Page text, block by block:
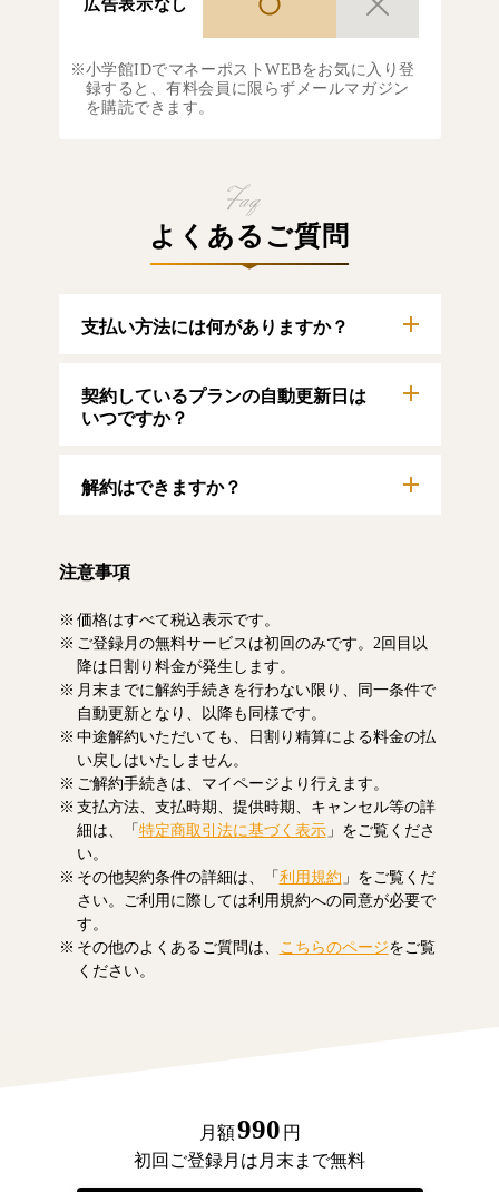
広告表示なし
小学館IDでマネーポストWEBをお気に入り登
録すると、有料会員に限らずメールマガジン
を購読できます。
よくあるご質問
支払い方法には何がありますか？
す。
【クレジットカード】
契約しているプランの自動更新日は
いつですか？
ンのご利用期間は、マイページにてご確認い
解約はできますか？
事をお読みいただけます。なお、日割り清算
注意事項
価格はすべて税込表示です。
ご登録月の無料サービスは初回のみです。2回目以
降は日割り料金が発生します。
月末までに解約手続きを行わない限り、同一条件で
自動更新となり、以降も同様です。
中途解約いただいても、日割り精算による料金の払
い戻しはいたしません。
ご解約手続きは、マイページより行えます。
支払方法、支払時期、提供時期、キャンセル等の詳
細は、「特定商取引法に基づく表示」をご覧くださ
い。
その他契約条件の詳細は、「利用規約 」をご覧くだ
さい。ご利用に際しては利用規約への同意が必要で
す。
その他のよくあるご質問は、
こちらのページをご覧
ください。
月額990 円
初回ご登録月は月末まで無料